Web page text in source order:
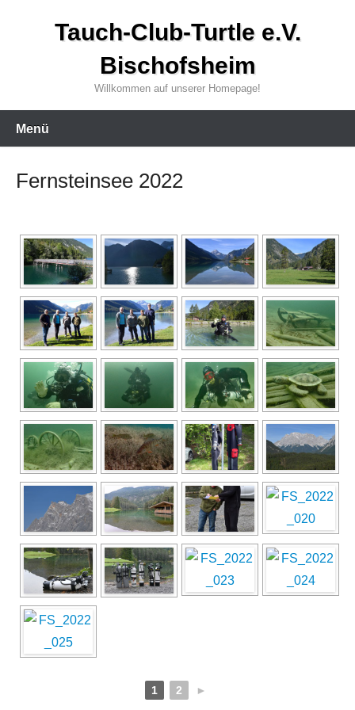
Tauch-Club-Turtle e.V.
Bischofsheim
Willkommen auf unserer Homepage!
Menü
Fernsteinsee 2022
1 2 ►